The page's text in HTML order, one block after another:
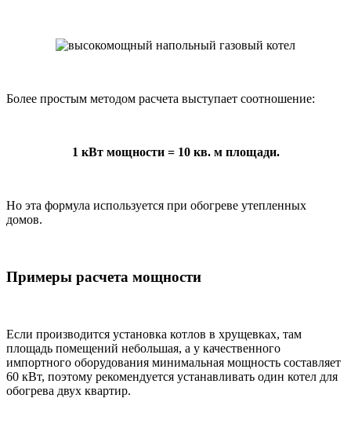
Более простым методом расчета выступает соотношение:
1 кВт мощности = 10 кв. м площади.
Но эта формула используется при обогреве утепленных
домов.
Примеры расчета мощности
Если производится установка котлов в хрущевках, там
площадь помещений небольшая, а у качественного
импортного оборудования минимальная мощность составляет
60 кВт, поэтому рекомендуется устанавливать один котел для
обогрева двух квартир.